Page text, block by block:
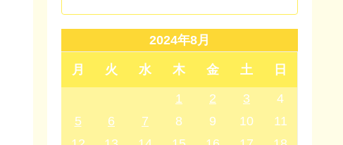
2024年8月
月 火 水 木 金 土 日
1 2 3
4
5
6 7 8 9 10
11